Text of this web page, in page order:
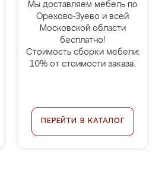
Мы доставляем мебель по
Орехово-Зуево и всей
Московской области
бесплатно!
Стоимость сборки мебели:
10% от стоимости заказа.
ПЕРЕЙТИ В КАТАЛОГ